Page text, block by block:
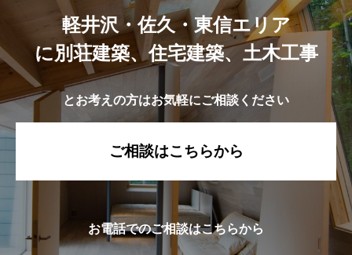
軽井沢・佐久・東信エリア
に別荘建築、住宅建築、土木工事
とお考えの方はお気軽にご相談ください
ご相談はこちらから
お電話でのご相談はこちらから